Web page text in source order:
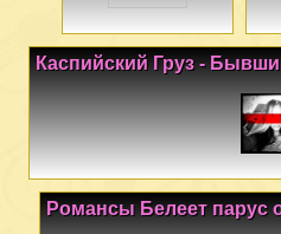
Каспийский Груз -
Романсы Белеет парус